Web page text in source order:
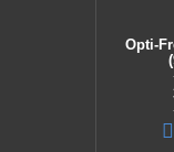
Opti-